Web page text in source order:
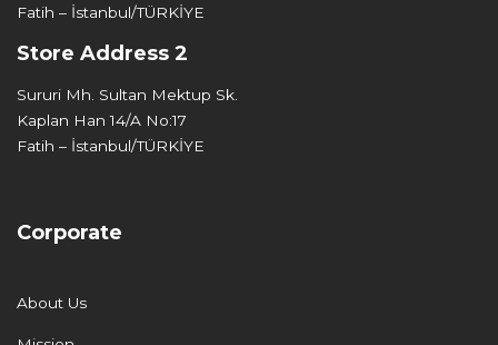
Fatih – İstanbul/TÜRKİYE
Store Address 2
Sururi Mh. Sultan Mektup Sk.
Kaplan Han 14/A No:17
Fatih – İstanbul/TÜRKİYE
Corporate
About Us